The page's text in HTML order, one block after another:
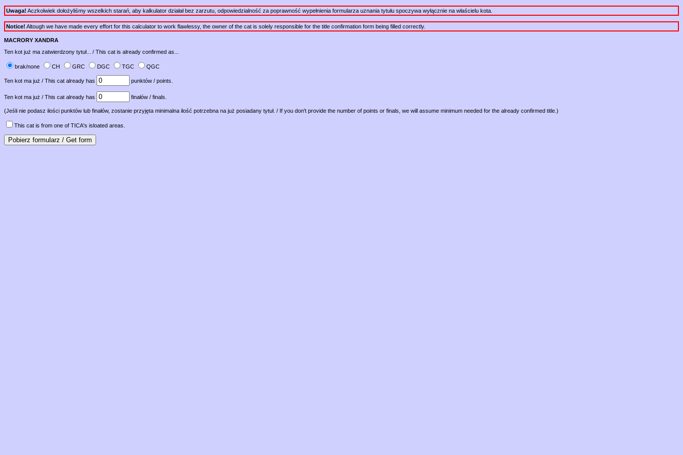
Uwaga! Aczkolwiek dołożyliśmy wszelkich starań, aby kalkulator działał bez zarzutu, odpowiedzialność za poprawność wypełnienia formularza uznania tytułu spoczywa wyłącznie na właścielu kota.
Notice! Altough we have made every effort for this calculator to work flawlessy, the owner of the cat is solely responsible for the title confirmation form being filled correctly.
MACRORY XANDRA
Ten kot już ma zatwierdzony tytuł... / This cat is already confirmed as...
brak/none CH GRC DGC TGC QGC
Ten kot ma już / This cat already has punktów / points.
Ten kot ma już / This cat already has finałów / finals.
(Jeśli nie podasz ilości punktów lub finałów, zostanie przyjęta minimalna ilość potrzebna na już posiadany tytuł. / If you don't provide the number of points or finals, we will assume minimum needed for the already confirmed title.)
This cat is from one of TICA's isloated areas.